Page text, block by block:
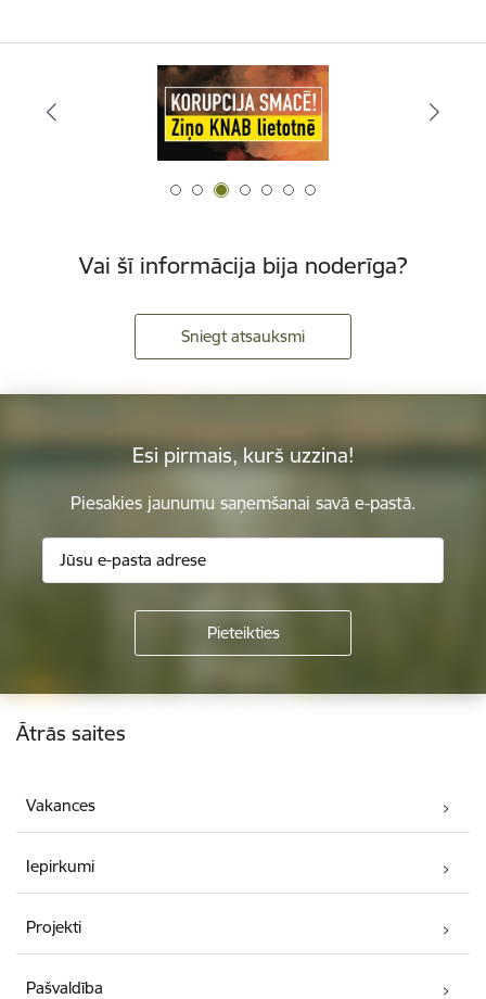
Vai šī informācija bija noderīga?
Sniegt atsauksmi
Esi pirmais, kurš uzzina!
Piesakies jaunumu saņemšanai savā e-pastā.
Kājene
Ātrās saites
Vakances
Iepirkumi
Projekti
Pašvaldība